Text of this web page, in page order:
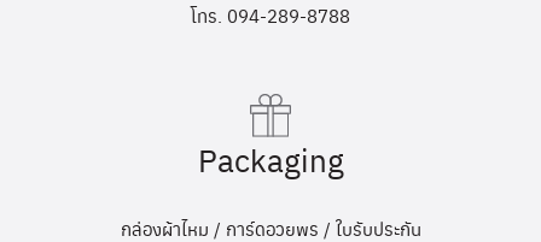
โทร. 094-289-8788
Packaging
กล่องผ้าไหม / การ์ดอวยพร / ใบรับประกัน